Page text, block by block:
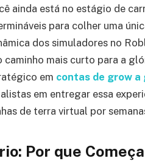
ainda está no estágio de
para colher uma
dos simuladores no
caminho mais curto para a
em contas de grow a
em entregar essa
de terra virtual por
Por que